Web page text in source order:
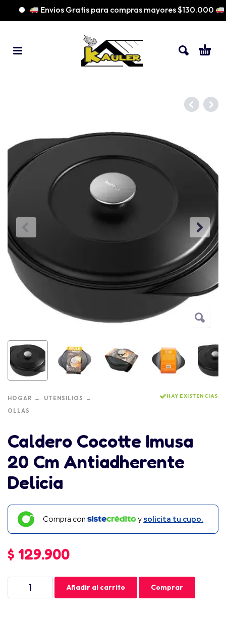
Envios Gratis para compras mayores $130.000
HOGAR
UTENSILIOS
OLLAS
HAY EXISTENCIAS
Caldero Cocotte Imusa
20 Cm Antiadherente
Delicia
Compra con y solicita tu cupo.
$ 129.900
Añadir al carrito Comprar